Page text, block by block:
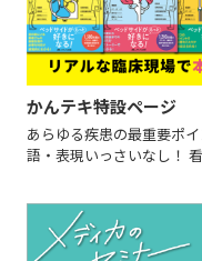
かんテキ特設ページ
あらゆる疾患の最重要ポ
語・表現いっさいなし！